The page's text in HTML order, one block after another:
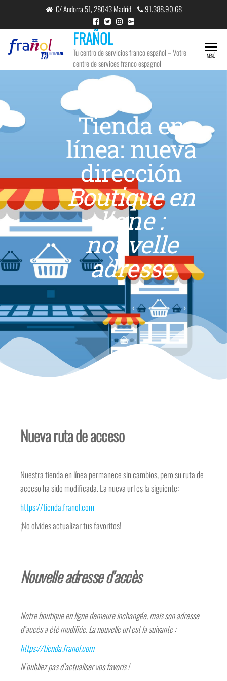
C/ Andorra 51, 28043 Madrid 91.388.90.68
FRAÑOL
Tu centro de servicios franco español – Votre
centre de services franco espagnol
MENÚ
0 Tienda en
línea: nueva
dirección
Boutique en
ligne :
nouvelle
adresse
Nueva ruta de acceso
Nuestra tienda en línea permanece sin cambios, pero su ruta de
acceso ha sido modificada. La nueva url es la siguiente:
https://tienda.franol.com
¡No olvides actualizar tus favoritos!
Nouvelle adresse d’accès
Notre boutique en ligne demeure inchangée, mais son adresse
d’accès a été modifiée. La nouvelle url est la suivante :
https://tienda.franol.com
N’oubliez pas d’actualiser vos favoris !